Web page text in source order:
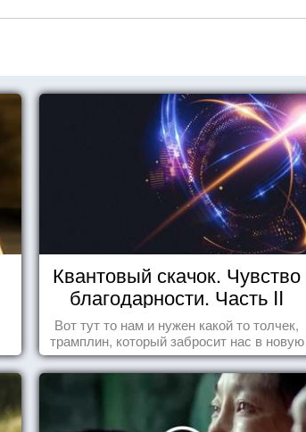
Квантовый скачок. Чувство
благодарности. Часть II
Вот тут то нам и нужен какой то толчек,
трамплин, который забросит нас в новую
реальность. БЛАГОДАРНОСТЬ.